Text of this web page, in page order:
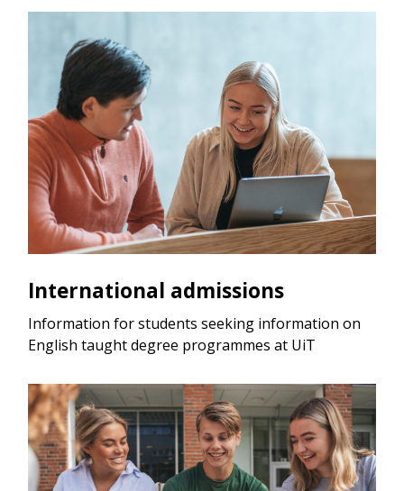
International admissions
Information for students seeking information on
English taught degree programmes at UiT